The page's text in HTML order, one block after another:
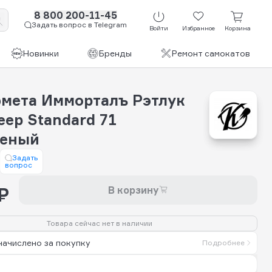
8 800 200-11-45
Задать вопрос в Telegram Войти Избранное Корзина
Новинки Бренды Ремонт самокатов
Имморталъ Рэтлук
Standard 71
Задать
вопрос
В корзину
Товара сейчас нет в наличии
за покупку Подробнее